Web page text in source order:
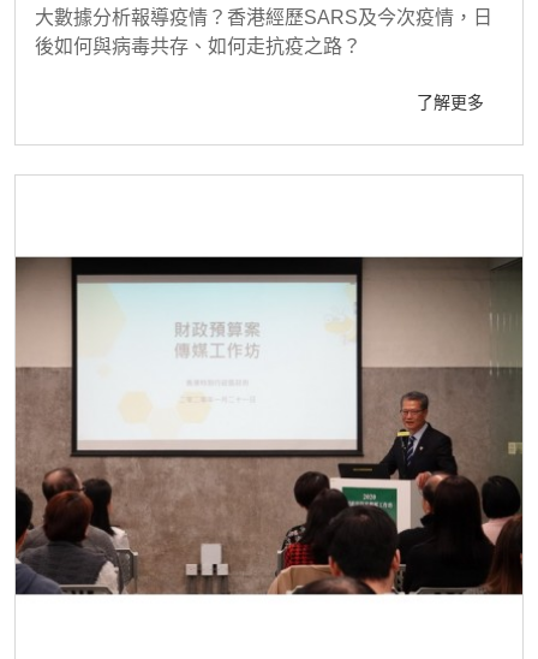
大數據分析報導疫情？香港經歷SARS及今次疫情，日
後如何與病毒共存、如何走抗疫之路？
了解更多